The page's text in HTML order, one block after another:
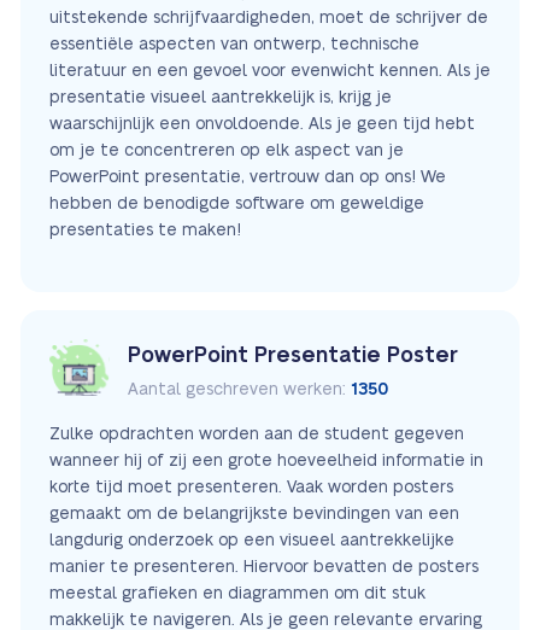
uitstekende schrijfvaardigheden, moet de schrijver de
essentiële aspecten van ontwerp, technische
literatuur en een gevoel voor evenwicht kennen. Als je
presentatie visueel aantrekkelijk is, krijg je
waarschijnlijk een onvoldoende. Als je geen tijd hebt
om je te concentreren op elk aspect van je
PowerPoint presentatie, vertrouw dan op ons! We
hebben de benodigde software om geweldige
presentaties te maken!
PowerPoint Presentatie Poster
Aantal geschreven werken: 1350
Zulke opdrachten worden aan de student gegeven
wanneer hij of zij een grote hoeveelheid informatie in
korte tijd moet presenteren. Vaak worden posters
gemaakt om de belangrijkste bevindingen van een
langdurig onderzoek op een visueel aantrekkelijke
manier te presenteren. Hiervoor bevatten de posters
meestal grafieken en diagrammen om dit stuk
makkelijk te navigeren. Als je geen relevante ervaring